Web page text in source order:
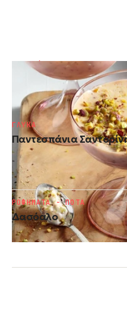
Κρέμα μαστίχας με
ΜΟΥΣ / ΚΡΕΜΕΣ
Παντεσπάνια
ΓΛΥΚΑ
Δασόαλο
ΡΟΦΗΜΑΤΑ - ΠΟΤΑ